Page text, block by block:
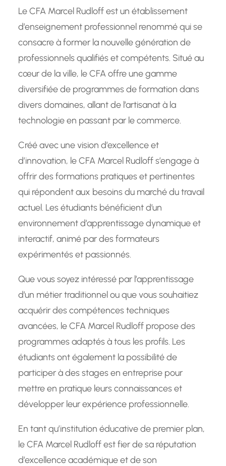
Le CFA Marcel Rudloff est un établissement
d’enseignement professionnel renommé qui se
consacre à former la nouvelle génération de
professionnels qualifiés et compétents. Situé au
cœur de la ville, le CFA offre une gamme
diversifiée de programmes de formation dans
divers domaines, allant de l’artisanat à la
technologie en passant par le commerce.
Créé avec une vision d’excellence et
d’innovation, le CFA Marcel Rudloff s’engage à
offrir des formations pratiques et pertinentes
qui répondent aux besoins du marché du travail
actuel. Les étudiants bénéficient d’un
environnement d’apprentissage dynamique et
interactif, animé par des formateurs
expérimentés et passionnés.
Que vous soyez intéressé par l’apprentissage
d’un métier traditionnel ou que vous souhaitiez
acquérir des compétences techniques
avancées, le CFA Marcel Rudloff propose des
programmes adaptés à tous les profils. Les
étudiants ont également la possibilité de
participer à des stages en entreprise pour
mettre en pratique leurs connaissances et
développer leur expérience professionnelle.
En tant qu’institution éducative de premier plan,
le CFA Marcel Rudloff est fier de sa réputation
d’excellence académique et de son